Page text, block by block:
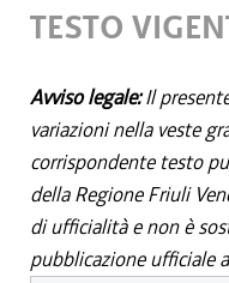
TESTO
Avviso legale:Il
variazioni nella veste
corrispondente testo
della Regione Friuli
di ufficialità e non è
pubblicazione ufficiale